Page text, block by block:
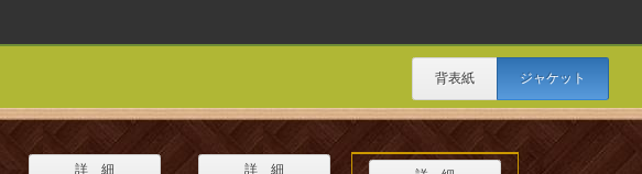
背表紙 ジャケット
詳 細 詳 細